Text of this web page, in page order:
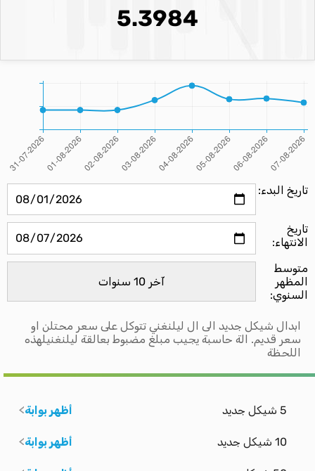
5.3984
تاريخ البدء:
تاريخ
الانتهاء:
متوسط ​​
المظهر
السنوي:
ابدال شيكل جديد الى ال ليلنغني تتوكل على سعر محتلن او
سعر قديم. الة حاسبة يجيب مبلغ مضبوط بعالقة ليلنغنيلهذه
اللحظة
5 شيكل جديد أظهر بوابة
10 شيكل جديد أظهر بوابة